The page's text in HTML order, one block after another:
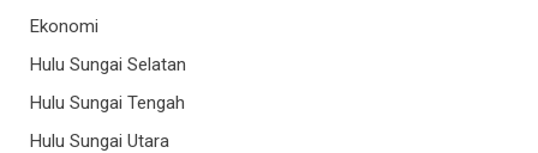
Ekonomi
Hulu Sungai Selatan
Hulu Sungai Tengah
Hulu Sungai Utara